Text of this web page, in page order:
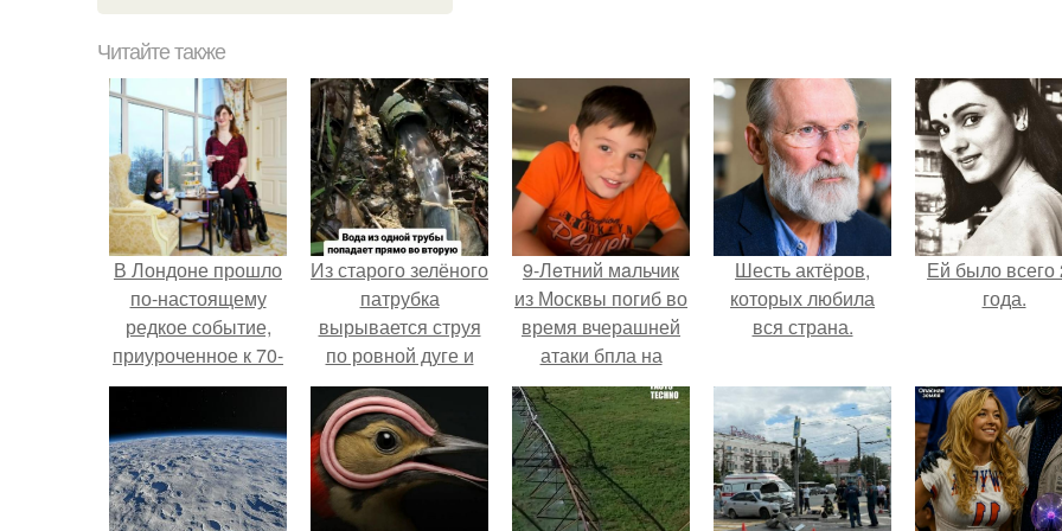
Читайте также
В Лондоне прошло
по-настоящему
редкое событие,
приуроченное к 70-
летию книги
Из старого зелёного
патрубка
вырывается струя
по ровной дуге и
точно попадает в
отверстие нижней
трубы.
9-Лeтний мaльчик
из Москвы погиб во
время вчерашней
атаки бпла на
пляже под
Геленджиком.
Шесть актёров,
которых любила
вся страна.
Ей было всего
года.